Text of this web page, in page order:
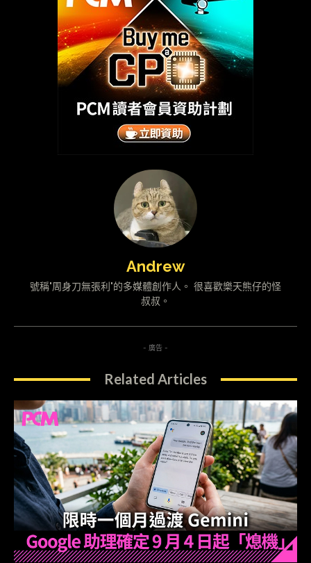
Andrew
號稱"周身刀無張利"的多媒體創作人。 很喜歡樂天熊仔的怪
叔叔。
- 廣告 -
Related Articles